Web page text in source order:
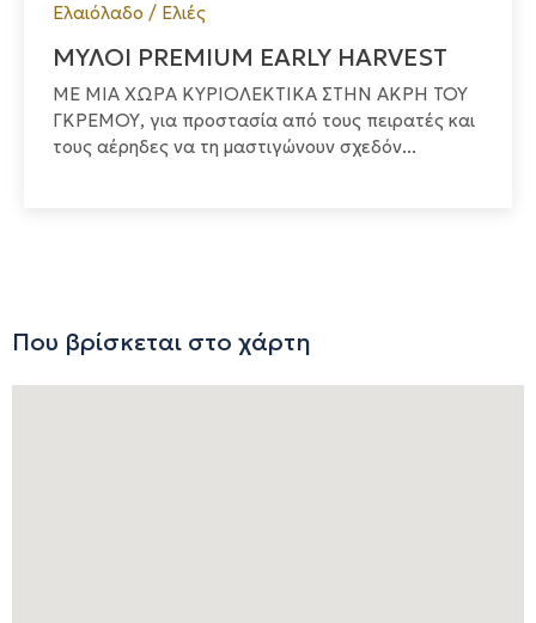
Ελαιόλαδο / Ελιές
ΜΥΛΟΙ PREMIUM EARLY HARVEST
ΜΕ ΜΙΑ ΧΩΡΑ ΚΥΡΙΟΛΕΚΤΙΚΑ ΣΤΗΝ ΑΚΡΗ ΤΟΥ
ΓΚΡΕΜΟΥ, για προστασία από τους πειρατές και
τους αέρηδες να τη μαστιγώνουν σχεδόν...
Που βρίσκεται στο χάρτη